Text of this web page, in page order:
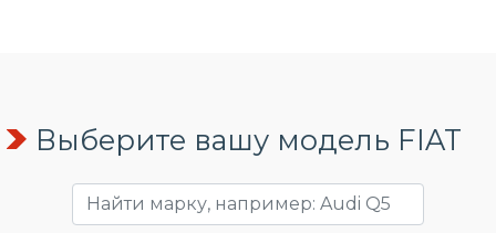
Выберите вашу модель FIAT